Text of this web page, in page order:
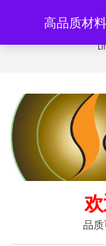
内
Popular
品
高品质材